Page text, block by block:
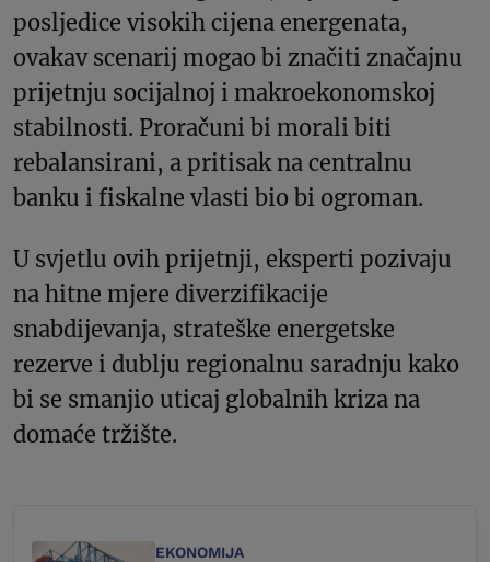
posljedice visokih cijena energenata,
ovakav scenarij mogao bi značiti značajnu
prijetnju socijalnoj i makroekonomskoj
stabilnosti. Proračuni bi morali biti
rebalansirani, a pritisak na centralnu
banku i fiskalne vlasti bio bi ogroman.
U svjetlu ovih prijetnji, eksperti pozivaju
na hitne mjere diverzifikacije
snabdijevanja, strateške energetske
rezerve i dublju regionalnu saradnju kako
bi se smanjio uticaj globalnih kriza na
domaće tržište.
EKONOMIJA